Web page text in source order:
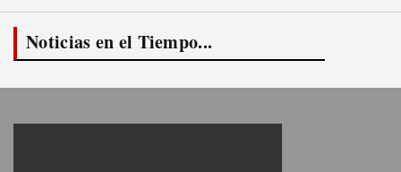
Noticias en el Tiempo...